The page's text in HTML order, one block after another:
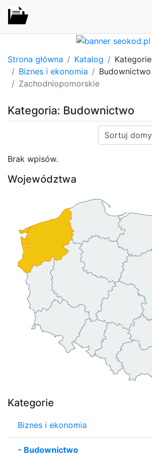
Strona główna Katalog
Kategorie
Biznes i ekonomia
Budownictwo
Zachodniopomorskie
Kategoria: Budownictwo
Sortuj:
Brak wpisów.
Województwa
Kategorie
Biznes i ekonomia
- Budownictwo